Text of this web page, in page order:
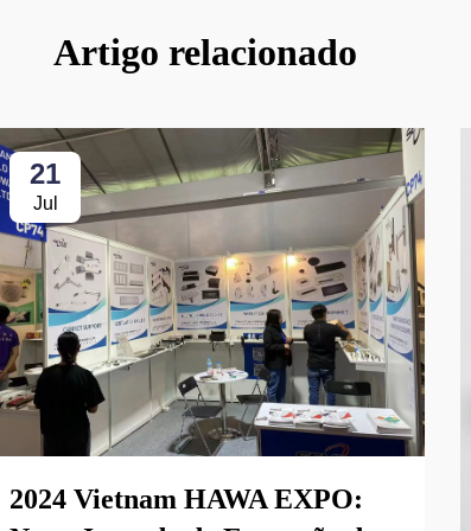
Artigo relacionado
21
Jul
2024 Vietnam HAWA EXPO: